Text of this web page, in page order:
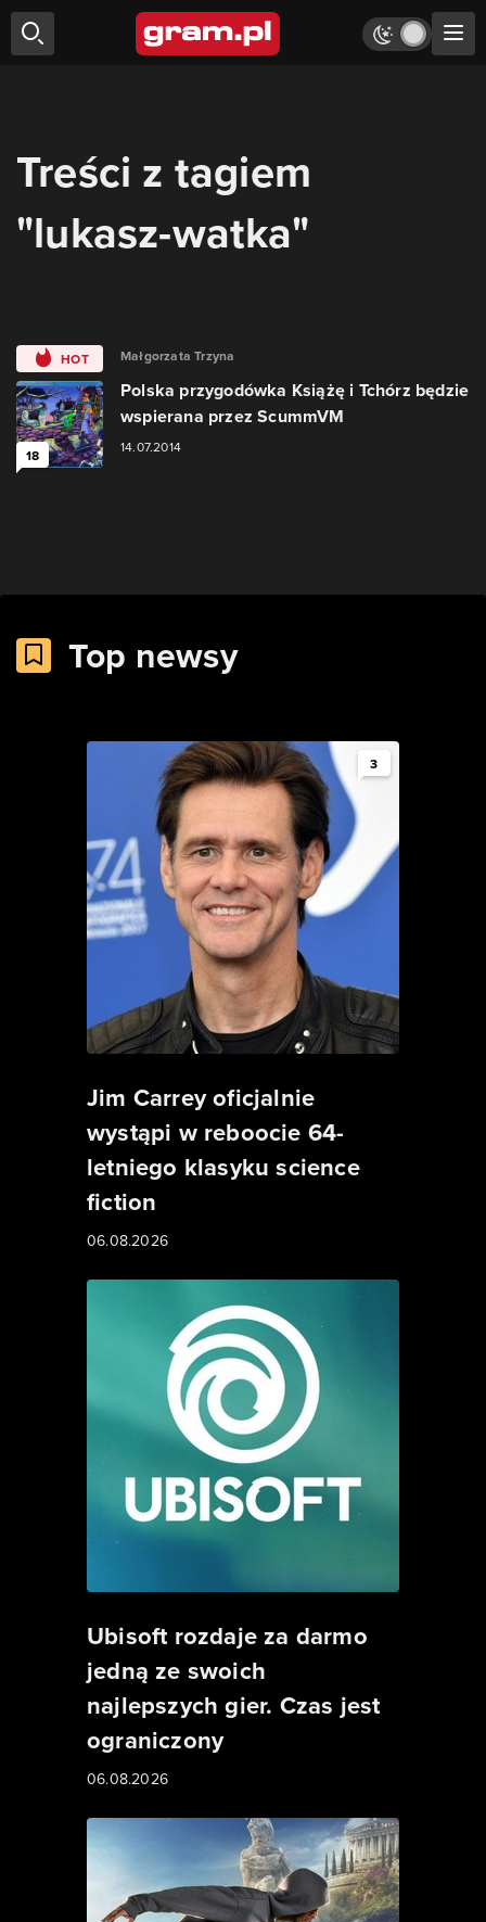
Treści z tagiem
"lukasz-watka"
HOT
18
Małgorzata Trzyna
Polska przygodówka Książę i Tchórz będzie
wspierana przez ScummVM
14.07.2014
Top newsy
3
Jim Carrey oficjalnie
wystąpi w reboocie 64-
letniego klasyku science
fiction
06.08.2026
Ubisoft rozdaje za darmo
jedną ze swoich
najlepszych gier. Czas jest
ograniczony
06.08.2026